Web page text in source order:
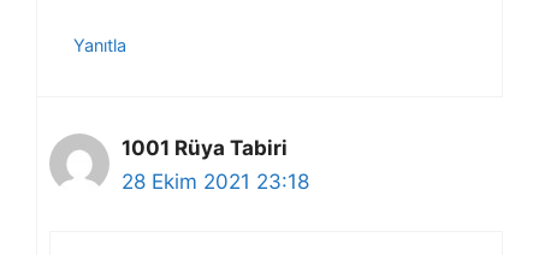
Yanıtla
1001 Rüya Tabiri
28 Ekim 2021 23:18